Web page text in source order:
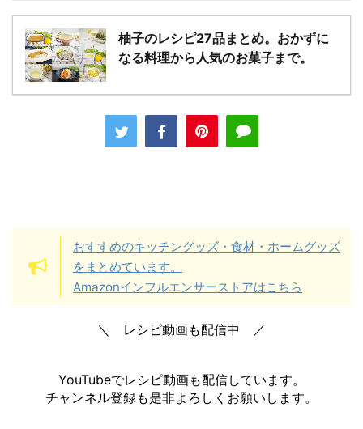
柚子のレシピ27品まとめ。おかずに
なる料理から人気のお菓子まで。
おすすめのキッチングッズ・食材・ホームグッズ
をまとめています。
Amazonインフルエンサーストアはこちら
＼ レシピ動画も配信中 ／
YouTubeでレシピ動画も配信しています。
チャンネル登録も是非よろしくお願いします。